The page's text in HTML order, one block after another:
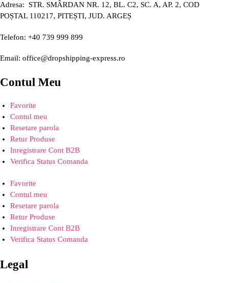
Adresa: STR. SMÂRDAN NR. 12, BL. C2, SC. A, AP. 2, COD
POȘTAL 110217, PITEȘTI, JUD. ARGEȘ
Telefon: +40 739 999 899
Email: office@dropshipping-express.ro
Contul Meu
Favorite
Contul meu
Resetare parola
Retur Produse
Inregistrare Cont B2B
Verifica Status Comanda
Favorite
Contul meu
Resetare parola
Retur Produse
Inregistrare Cont B2B
Verifica Status Comanda
Legal